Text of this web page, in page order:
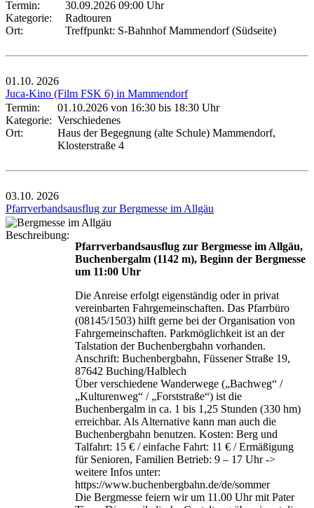
Termin:
30.09.2026 09:00 Uhr
Kategorie:
Radtouren
Ort:
Treffpunkt: S-Bahnhof Mammendorf (Südseite)
01.10. 2026
Juca-Kino (Film FSK 6) in Mammendorf
Termin:
01.10.2026 von 16:30 bis 18:30 Uhr
Kategorie: Verschiedenes
Ort:
Haus der Begegnung (alte Schule) Mammendorf,
Klosterstraße 4
03.10. 2026
Pfarrverbandsausflug zur Bergmesse im Allgäu
Beschreibung:
Pfarrverbandsausflug zur Bergmesse im Allgäu,
Buchenbergalm (1142 m), Beginn der Bergmesse
um 11:00 Uhr
Die Anreise erfolgt eigenständig oder in privat
vereinbarten Fahrgemeinschaften. Das Pfarrbüro
(08145/1503) hilft gerne bei der Organisation von
Fahrgemeinschaften. Parkmöglichkeit ist an der
Talstation der Buchenbergbahn vorhanden.
Anschrift: Buchenbergbahn, Füssener Straße 19,
87642 Buching/Halblech
Über verschiedene Wanderwege („Bachweg“ /
„Kulturenweg“ / „Forststraße“) ist die
Buchenbergalm in ca. 1 bis 1,25 Stunden (330 hm)
erreichbar. Als Alternative kann man auch die
Buchenbergbahn benutzen. Kosten: Berg und
Talfahrt: 15 € / einfache Fahrt: 11 € / Ermäßigung
für Senioren, Familien Betrieb: 9 – 17 Uhr ->
weitere Infos unter:
https://www.buchenbergbahn.de/de/sommer
Die Bergmesse feiern wir um 11.00 Uhr mit Pater